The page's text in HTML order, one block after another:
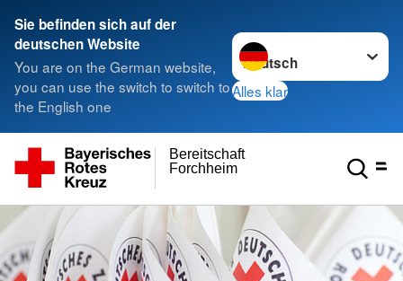
Sie befinden sich auf der
deutschen Website
You are on the German website,
you can use the switch to switch to
the English one
Sprache wechseln zu
Alles klar
Forchheim
Bereitschaft